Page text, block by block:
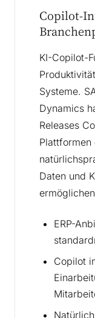
Copilot-
KI-Copilot-
Systeme.
Dynamics
Releases
Daten und
ERP-
Copilot